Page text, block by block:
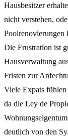
Hausbesitzer
nicht verstehen,
Poolrenovierungen
Die Frustration ist
Hausverwaltung
Fristen zur
Viele Expats
da die Ley de
deutlich von den